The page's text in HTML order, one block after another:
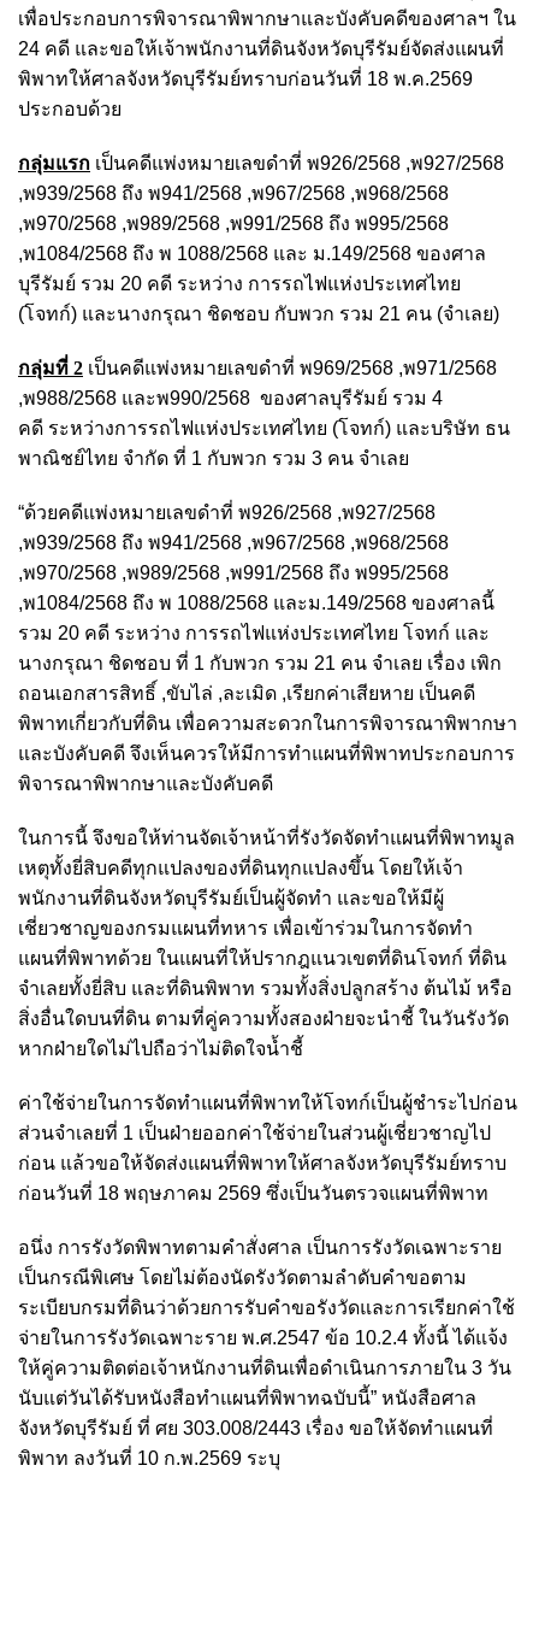
เพื่อประกอบการพิจารณาพิพากษาและบังคับคดีของศาลฯ ใน
24 คดี และขอให้เจ้าพนักงานที่ดินจังหวัดบุรีรัมย์จัดส่งแผนที่
พิพาทให้ศาลจังหวัดบุรีรัมย์ทราบก่อนวันที่ 18 พ.ค.2569
ประกอบด้วย
กลุ่มแรก เป็นคดีแพ่งหมายเลขดำที่ พ926/2568 ,พ927/2568
,พ939/2568 ถึง พ941/2568 ,พ967/2568 ,พ968/2568
,พ970/2568 ,พ989/2568 ,พ991/2568 ถึง พ995/2568
,พ1084/2568 ถึง พ 1088/2568 และ ม.149/2568 ของศาล
บุรีรัมย์ รวม 20 คดี ระหว่าง การรถไฟแห่งประเทศไทย
(โจทก์) และนางกรุณา ชิดชอบ กับพวก รวม 21 คน (จำเลย)
กลุ่มที่ 2 เป็นคดีแพ่งหมายเลขดำที่ พ969/2568 ,พ971/2568
,พ988/2568 และพ990/2568 ของศาลบุรีรัมย์ รวม 4
คดี ระหว่างการรถไฟแห่งประเทศไทย (โจทก์) และบริษัท ธน
พาณิชย์ไทย จำกัด ที่ 1 กับพวก รวม 3 คน จำเลย
“ด้วยคดีแพ่งหมายเลขดำที่ พ926/2568 ,พ927/2568
,พ939/2568 ถึง พ941/2568 ,พ967/2568 ,พ968/2568
,พ970/2568 ,พ989/2568 ,พ991/2568 ถึง พ995/2568
,พ1084/2568 ถึง พ 1088/2568 และม.149/2568 ของศาลนี้
รวม 20 คดี ระหว่าง การรถไฟแห่งประเทศไทย โจทก์ และ
นางกรุณา ชิดชอบ ที่ 1 กับพวก รวม 21 คน จำเลย เรื่อง เพิก
ถอนเอกสารสิทธิ์ ,ขับไล่ ,ละเมิด ,เรียกค่าเสียหาย เป็นคดี
พิพาทเกี่ยวกับที่ดิน เพื่อความสะดวกในการพิจารณาพิพากษา
และบังคับคดี จึงเห็นควรให้มีการทำแผนที่พิพาทประกอบการ
พิจารณาพิพากษาและบังคับคดี
ในการนี้ จึงขอให้ท่านจัดเจ้าหน้าที่รังวัดจัดทำแผนที่พิพาทมูล
เหตุทั้งยี่สิบคดีทุกแปลงของที่ดินทุกแปลงขึ้น โดยให้เจ้า
พนักงานที่ดินจังหวัดบุรีรัมย์เป็นผู้จัดทำ และขอให้มีผู้
เชี่ยวชาญของกรมแผนที่ทหาร เพื่อเข้าร่วมในการจัดทำ
แผนที่พิพาทด้วย ในแผนที่ให้ปรากฎแนวเขตที่ดินโจทก์ ที่ดิน
จำเลยทั้งยี่สิบ และที่ดินพิพาท รวมทั้งสิ่งปลูกสร้าง ต้นไม้ หรือ
สิ่งอื่นใดบนที่ดิน ตามที่คู่ความทั้งสองฝ่ายจะนำชี้ ในวันรังวัด
หากฝ่ายใดไม่ไปถือว่าไม่ติดใจน้ำชี้
ค่าใช้จ่ายในการจัดทำแผนที่พิพาทให้โจทก์เป็นผู้ชำระไปก่อน
ส่วนจำเลยที่ 1 เป็นฝ่ายออกค่าใช้จ่ายในส่วนผู้เชี่ยวชาญไป
ก่อน แล้วขอให้จัดส่งแผนที่พิพาทให้ศาลจังหวัดบุรีรัมย์ทราบ
ก่อนวันที่ 18 พฤษภาคม 2569 ซึ่งเป็นวันตรวจแผนที่พิพาท
อนึ่ง การรังวัดพิพาทตามคำสั่งศาล เป็นการรังวัดเฉพาะราย
เป็นกรณีพิเศษ โดยไม่ต้องนัดรังวัดตามลำดับคำขอตาม
ระเบียบกรมที่ดินว่าด้วยการรับคำขอรังวัดและการเรียกค่าใช้
จ่ายในการรังวัดเฉพาะราย พ.ศ.2547 ข้อ 10.2.4 ทั้งนี้ ได้แจ้ง
ให้คู่ความติดต่อเจ้าหนักงานที่ดินเพื่อดำเนินการภายใน 3 วัน
นับแต่วันได้รับหนังสือทำแผนที่พิพาทฉบับนี้” หนังสือศาล
จังหวัดบุรีรัมย์ ที่ ศย 303.008/2443 เรื่อง ขอให้จัดทำแผนที่
พิพาท ลงวันที่ 10 ก.พ.2569 ระบุ